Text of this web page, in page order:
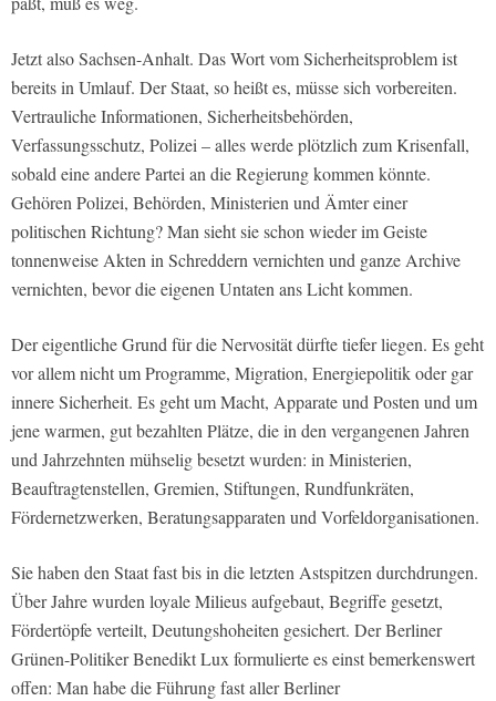
Jetzt also Sachsen-Anhalt. Das Wort vom Sicherheitsproblem ist
bereits in Umlauf. Der Staat, so heißt es, müsse sich vorbereiten.
Vertrauliche Informationen, Sicherheitsbehörden,
Verfassungsschutz, Polizei – alles werde plötzlich zum Krisenfall,
sobald eine andere Partei an die Regierung kommen könnte.
Gehören Polizei, Behörden, Ministerien und Ämter einer
politischen Richtung? Man sieht sie schon wieder im Geiste
tonnenweise Akten in Schreddern vernichten und ganze Archive
vernichten, bevor die eigenen Untaten ans Licht kommen.
Der eigentliche Grund für die Nervosität dürfte tiefer liegen. Es geht
vor allem nicht um Programme, Migration, Energiepolitik oder gar
innere Sicherheit. Es geht um Macht, Apparate und Posten und um
jene warmen, gut bezahlten Plätze, die in den vergangenen Jahren
und Jahrzehnten mühselig besetzt wurden: in Ministerien,
Beauftragtenstellen, Gremien, Stiftungen, Rundfunkräten,
Fördernetzwerken, Beratungsapparaten und Vorfeldorganisationen.
Sie haben den Staat fast bis in die letzten Astspitzen durchdrungen.
Über Jahre wurden loyale Milieus aufgebaut, Begriffe gesetzt,
Fördertöpfe verteilt, Deutungshoheiten gesichert. Der Berliner
Grünen-Politiker Benedikt Lux formulierte es einst bemerkenswert
offen: Man habe die Führung fast aller Berliner